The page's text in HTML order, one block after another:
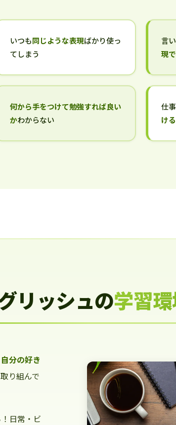
いつも同じような表現ばかり使っ
てしまう
言
現
何から手をつけて勉強すれば良い
かわからない
仕
け
リッシュの学習
自分の好き
り組んで
日常・ビ